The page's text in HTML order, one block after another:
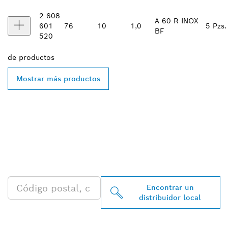
2 608
601
520
76 10 1,0
A 60 R INOX
BF
5 Pzs.
de productos
Mostrar más productos
Encontrar un
distribuidor local